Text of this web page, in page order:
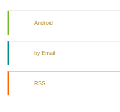
Android
by Email
RSS